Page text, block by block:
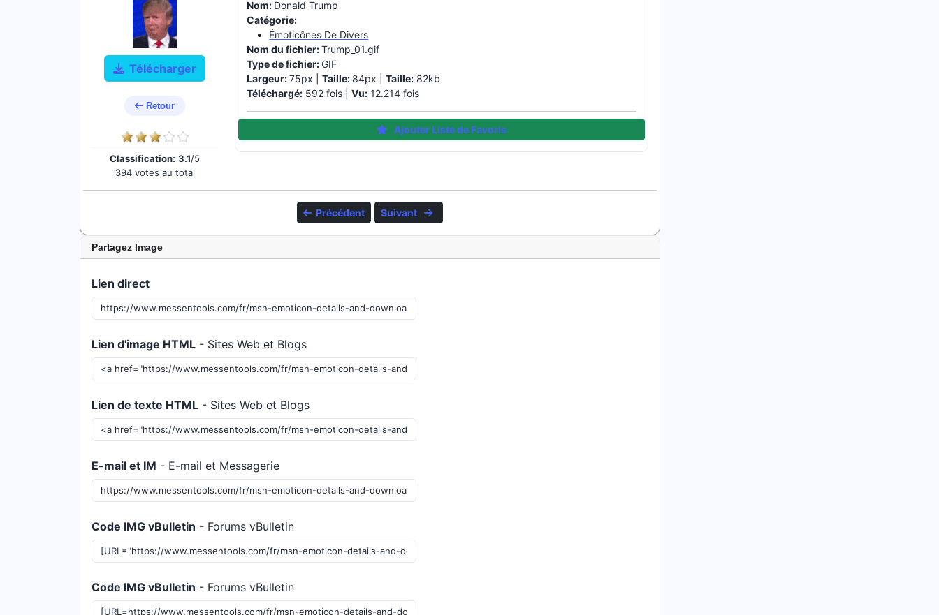
Télécharger
Retour
Classification: 3.1/5
394 votes au total
Nom: Donald Trump
Catégorie:
Émoticônes De Divers
Nom du fichier:Trump_01.gif
Type de fichier:GIF
Largeur:75px |Taille: 84px |Taille: 82kb
Téléchargé: 592 fois |Vu: 12.214 fois
Ajouter Liste de Favoris
Précédent Suivant
Partagez Image
Lien direct
Lien d'image HTML - Sites Web et Blogs
Lien de texte HTML - Sites Web et Blogs
E-mail et IM - E-mail et Messagerie
Code IMG vBulletin - Forums vBulletin
Code IMG vBulletin - Forums vBulletin